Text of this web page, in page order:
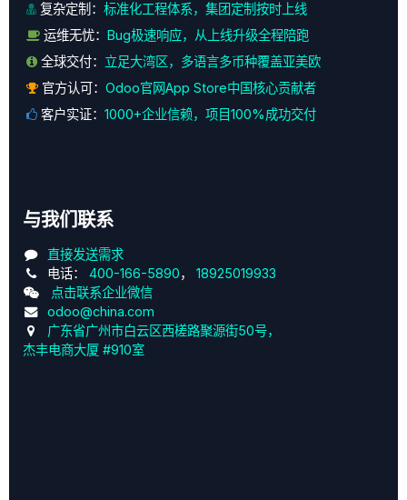
复杂定制： 标准化工程体系，集团定制按时上线
运维无忧：
Bug极速响应，从上线升级全程陪跑
全球交付： 立足大湾区，多语言多币种覆盖亚美欧
官方认可： Odoo官网App Store中国核心贡献者
客户实证： 1000+企业信赖，项目100%成功交付
与我们联系
直接发送需求
电话： 400-166-5890， 18925019933
点击联系企业微信
odoo@china.com
广东省广州市白云区西槎路聚源街50号，
杰丰电商大厦 #910室